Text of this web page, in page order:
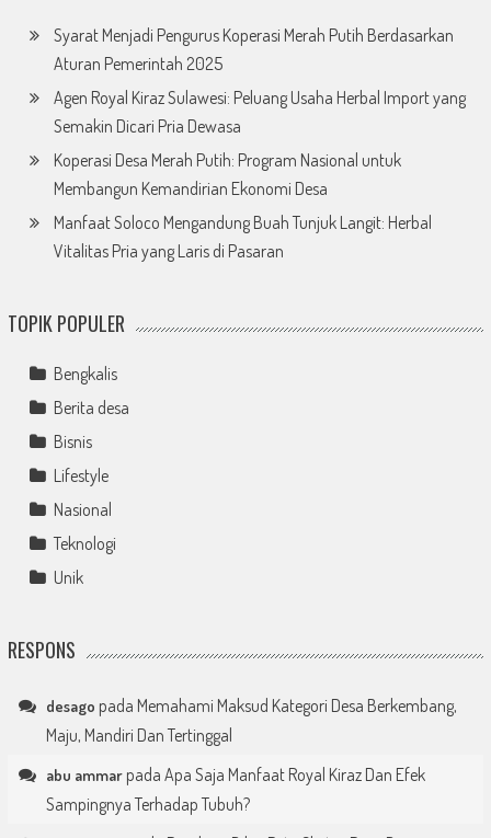
Syarat Menjadi Pengurus Koperasi Merah Putih Berdasarkan
Aturan Pemerintah 2025
Agen Royal Kiraz Sulawesi: Peluang Usaha Herbal Import yang
Semakin Dicari Pria Dewasa
Koperasi Desa Merah Putih: Program Nasional untuk
Membangun Kemandirian Ekonomi Desa
Manfaat Soloco Mengandung Buah Tunjuk Langit: Herbal
Vitalitas Pria yang Laris di Pasaran
TOPIK POPULER
Bengkalis
Berita desa
Bisnis
Lifestyle
Nasional
Teknologi
Unik
RESPONS
desago pada Memahami Maksud Kategori Desa Berkembang,
Maju, Mandiri Dan Tertinggal
abu ammarpada Apa Saja Manfaat Royal Kiraz Dan Efek
Sampingnya Terhadap Tubuh?